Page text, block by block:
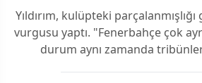
Yıldırım, kulüpteki
vurgusu yaptı. "Fenerbahçe çok
durum aynı zamanda